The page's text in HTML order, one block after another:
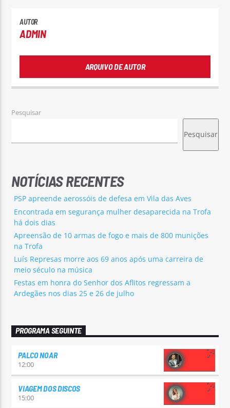
AUTOR
ADMIN
ARQUIVO DE AUTOR
Pesquisar
Pesquisar
NOTÍCIAS RECENTES
PSP apreende aerossóis de defesa em Vila das Aves
Encontrada em segurança mulher desaparecida na Trofa
há dois dias
Apreensão de 10 armas de fogo e mais de 800 munições
na Trofa
Luís Represas morre aos 69 anos após uma carreira de
meio século na música
Festas em honra do Senhor dos Aflitos regressam a
Ardegães nos dias 25 e 26 de julho
PROGRAMA SEGUINTE
PALCO NOAR
12:00
VIAGEM DOS DISCOS
15:00